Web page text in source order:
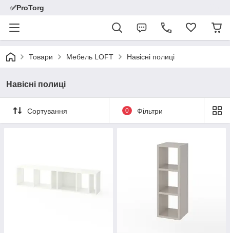
✅ProTorg
Товари Мебель LOFT Навісні полиці
Навісні полиці
Сортування 0 Фільтри